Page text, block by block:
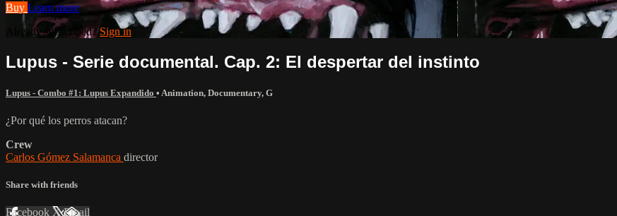
Buy Learn more
Already subscribed?Sign in
Lupus - Serie documental. Cap. 2: El despertar del instinto
Lupus - Combo #1: Lupus Expandido • Animation, Documentary, G
¿Por qué los perros atacan?
Crew
Carlos Gómez Salamanca director
Share with friends
Facebook XEmail